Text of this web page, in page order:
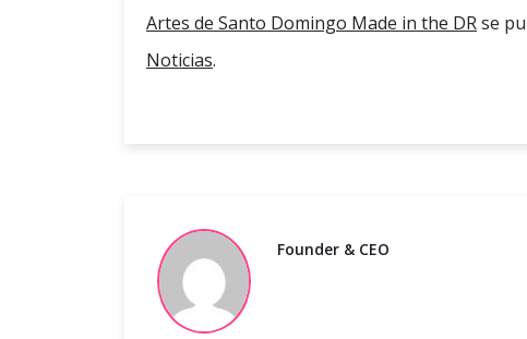
Artes de Santo Domingo Made in the DRse
Noticias.
Founder & CEO